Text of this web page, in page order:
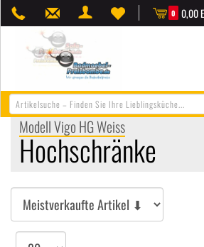
0,00
0
Modell Vigo HG Weiss
Hochschränke
Sortieren
Artikel